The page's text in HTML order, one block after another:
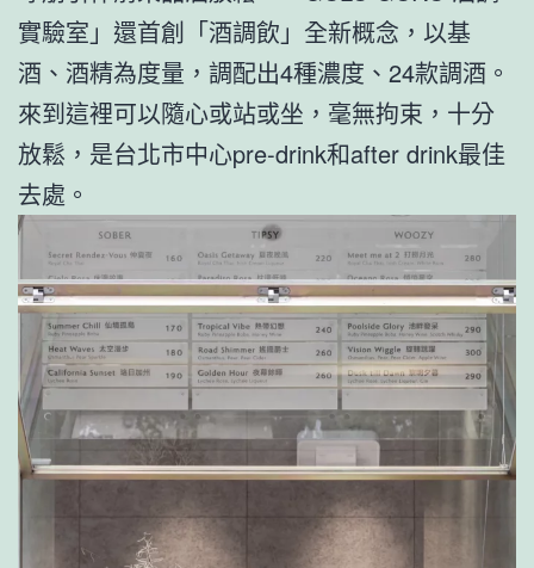
實驗室」還首創「酒調飲」全新概念，以基
酒、酒精為度量，調配出4種濃度、24款調酒。
來到這裡可以隨心或站或坐，毫無拘束，十分
放鬆，是台北市中心pre-drink和after drink最佳
去處。